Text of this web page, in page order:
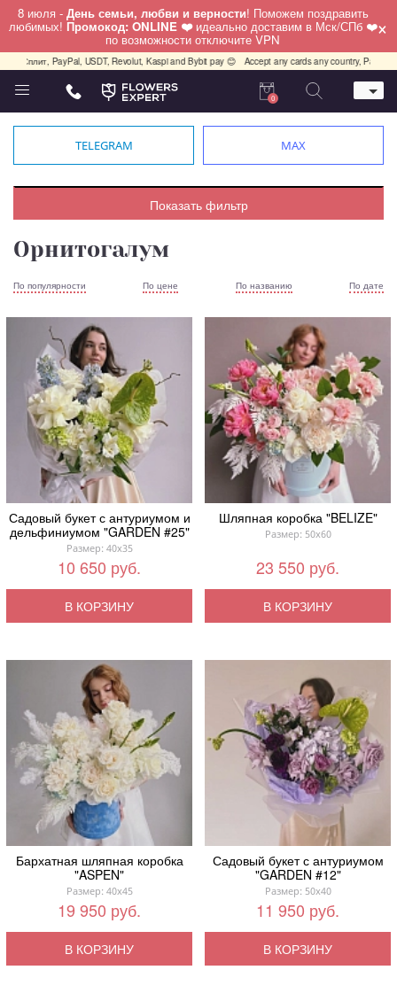
8 июля - День семьи, любви и верности! Поможем поздравить
любимых! Промокод: ONLINE ❤️ идеально доставим в Мск/СПб ❤️
по возможности отключите VPN ×
PayPal, USDT, Revolut, Kaspi and Bybit pay 😊 Accept any cards any country, PayPal,
Телефон
+7 (812) 425 36 05
Санкт-Петербург,
Лизы Чайкиной 25
работаем круглосуточно
0
TELEGRAM MAX
Показать фильтр
Орнитогалум
По популярности По цене По названию По дате
Садовый букет с антуриумом и
дельфиниумом "GARDEN #25"
Размер: 40x35
10 650 руб.
В КОРЗИНУ
Шляпная коробка "BELIZE"
Размер: 50x60
23 550 руб.
В КОРЗИНУ
Бархатная шляпная коробка
"ASPEN"
Размер: 40x45
19 950 руб.
В КОРЗИНУ
Садовый букет с антуриумом
"GARDEN #12"
Размер: 50x40
11 950 руб.
В КОРЗИНУ